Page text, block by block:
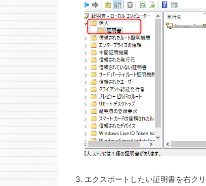
エクスポートしたい証明書を右クリ